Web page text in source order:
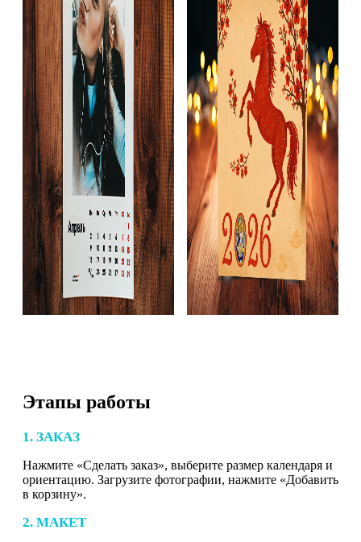
Этапы работы
1. ЗАКАЗ
Нажмите «Сделать заказ», выберите размер календаря и
ориентацию. Загрузите фотографии, нажмите «Добавить
в корзину».
2. МАКЕТ